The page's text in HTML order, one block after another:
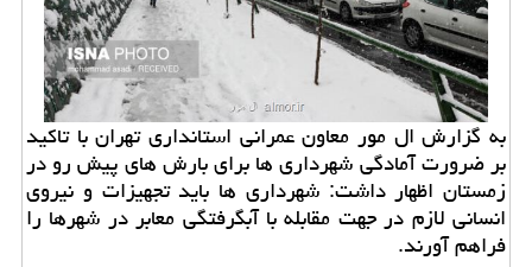
به گزارش ال مور معاون عمرانی استانداری تهران با تاكید
بر ضرورت آمادگی شهرداری ها برای بارش های پیش رو در
زمستان اظهار داشت: شهرداری ها باید تجهیزات و نیروی
انسانی لازم در جهت مقابله با آبگرفتگی معابر در شهرها را
فراهم آورند.